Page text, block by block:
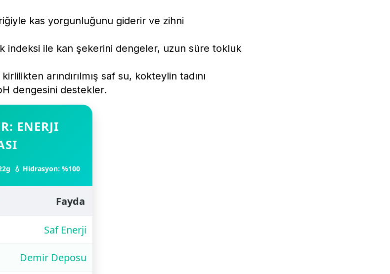
kas yorgunluğunu giderir ve zihni
indeksi ile kan şekerini dengeler, uzun süre tokluk
arındırılmış saf su, kokteylin tadını
dengesini destekler.
ENERJI
💧 Hidrasyon: %100
Fayda
Saf Enerji
Demir Deposu